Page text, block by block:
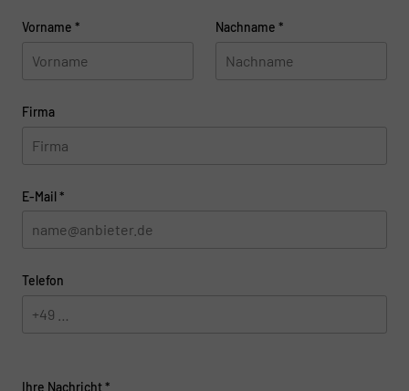
Vorname * Nachname *
Firma
E-Mail*
Telefon
Ihre Nachricht*